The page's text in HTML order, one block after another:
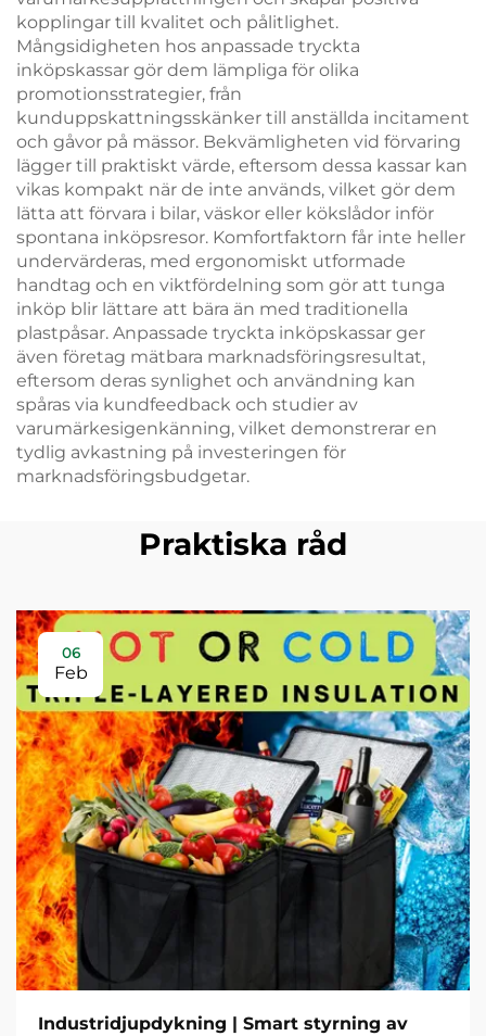
kopplingar till kvalitet och pålitlighet.
Mångsidigheten hos anpassade tryckta
inköpskassar gör dem lämpliga för olika
promotionsstrategier, från
kunduppskattningsskänker till anställda incitament
och gåvor på mässor. Bekvämligheten vid förvaring
lägger till praktiskt värde, eftersom dessa kassar kan
vikas kompakt när de inte används, vilket gör dem
lätta att förvara i bilar, väskor eller kökslådor inför
spontana inköpsresor. Komfortfaktorn får inte heller
undervärderas, med ergonomiskt utformade
handtag och en viktfördelning som gör att tunga
inköp blir lättare att bära än med traditionella
plastpåsar. Anpassade tryckta inköpskassar ger
även företag mätbara marknadsföringsresultat,
eftersom deras synlighet och användning kan
spåras via kundfeedback och studier av
varumärkesigenkänning, vilket demonstrerar en
tydlig avkastning på investeringen för
marknadsföringsbudgetar.
Praktiska råd
06
Feb
Industridjupdykning | Smart styrning av